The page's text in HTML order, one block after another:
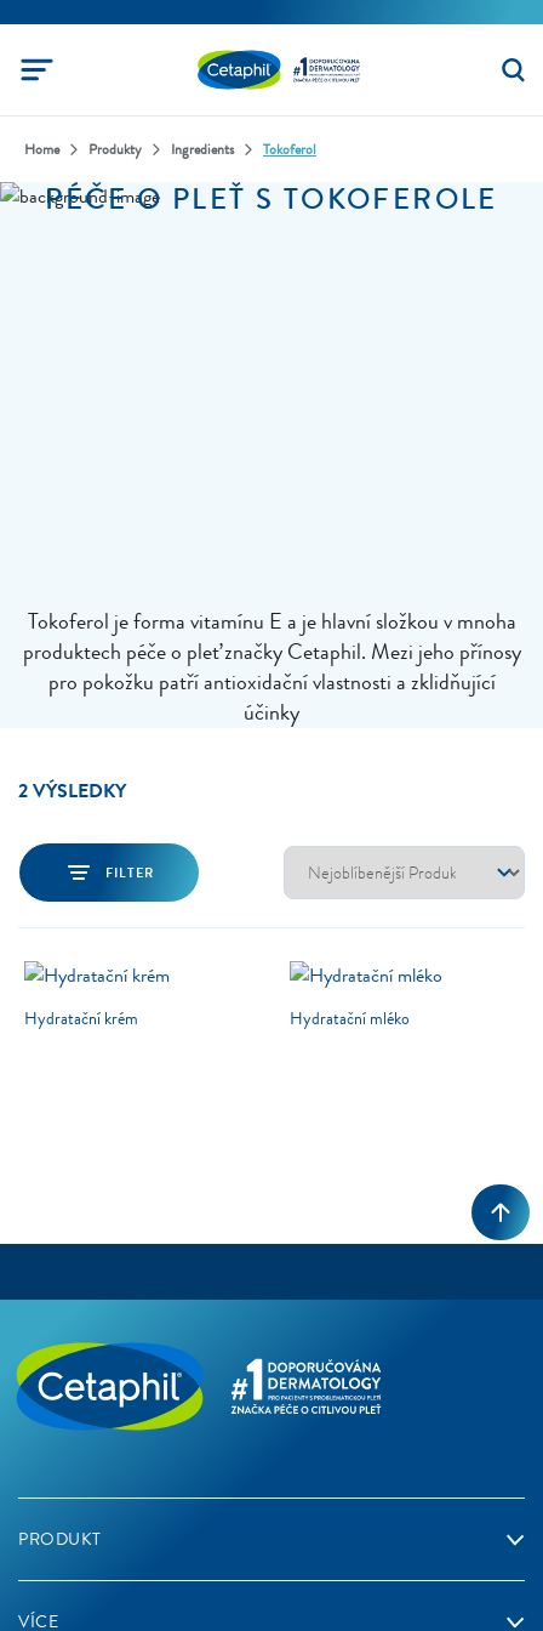
Home Produkty Ingredients Tokoferol
PÉČE O PLEŤ S TOKOFEROLE
Tokoferol je forma vitamínu E a je hlavní složkou v mnoha
produktech péče o pleť značky Cetaphil. Mezi jeho přínosy
pro pokožku patří antioxidační vlastnosti a zklidňující
účinky
2 VÝSLEDKY
FILTER
2 VÝSLEDKY
Hydratační Přípraveky
Typ Pleti
Hydratační krém Hydratační mléko
PRODUKT
VÍCE